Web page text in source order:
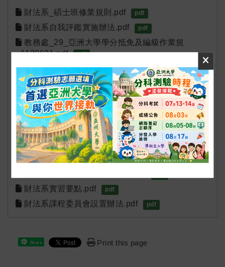
財法系_碩士班修業規則.pdf pdf
財法系自我評鑑實施辦法.pdf pdf
教務處_29_亞洲大學學分抵免及編級作業規
_1130621.pdf
pdf
財法系研究生研究室管理辦法.pdf pdf
財法系推廣教育委員會設置辦法.pdf pdf
財法系教師分流升等要點.pdf pdf
財法系教師評審委員會設置要點.pdf pdf
財法系組織章程.pdf pdf
財法系視野獎助基金辦法.pdf pdf
財法系實習委員會設置要點.pdf pdf
財法系實習要點.pdf pdf
財法系課程委員會設置辦法.pdf pdf
Share Print this page